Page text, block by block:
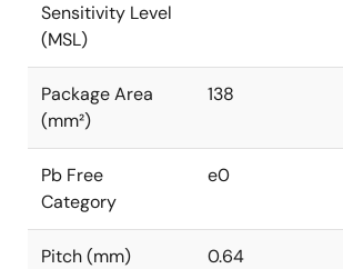
Sensitivity Level
(MSL)
Package Area
(mm²)
138
Pb Free
Category
e0
Pitch (mm) 0.64